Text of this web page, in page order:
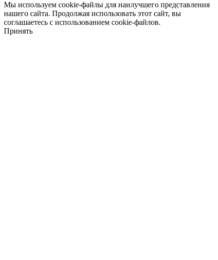
Мы используем cookie-файлы для наилучшего представления
нашего сайта. Продолжая использовать этот сайт, вы
соглашаетесь с использованием cookie-файлов.
Принять